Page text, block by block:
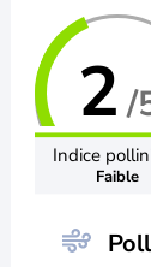
2 /
Indice
Faible